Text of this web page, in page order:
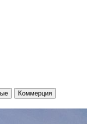
Коммерция